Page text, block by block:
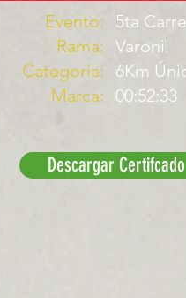
Evento:
Rama:
Categoría:
Marca:
5ta
Varonil
6Km
00:52:33
Descargar Certifcado